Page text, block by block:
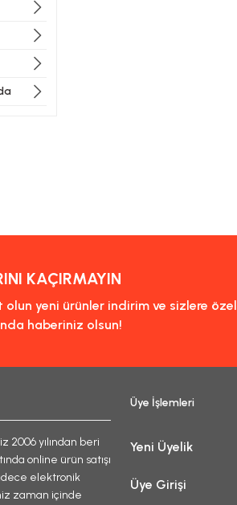
KAÇIRMAYIN
olun yeni ürünler indirim ve sizlere
haberiniz olsun!
2006 yılından beri
online ürün satışı
elektronik
zaman içinde
Üye İşlemleri
Yeni Üyelik
Üye Girişi